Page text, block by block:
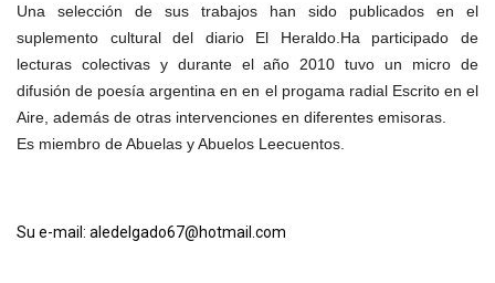
Una selección de sus trabajos han sido publicados en el
suplemento cultural del diario El Heraldo.Ha participado de
lecturas colectivas y durante el año 2010 tuvo un micro de
difusión de poesía argentina en en el progama radial Escrito en el
Aire, además de otras intervenciones en diferentes emisoras.
Es miembro de Abuelas y Abuelos Leecuentos.
Su e-mail: aledelgado67@hotmail.com